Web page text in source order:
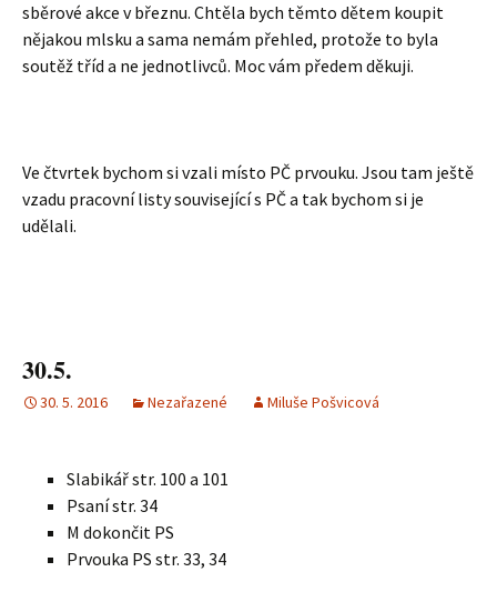
sběrové akce v březnu. Chtěla bych těmto dětem koupit
nějakou mlsku a sama nemám přehled, protože to byla
soutěž tříd a ne jednotlivců. Moc vám předem děkuji.
Ve čtvrtek bychom si vzali místo PČ prvouku. Jsou tam ještě
vzadu pracovní listy související s PČ a tak bychom si je
udělali.
30.5.
30. 5. 2016 Nezařazené Miluše Pošvicová
Slabikář str. 100 a 101
Psaní str. 34
M dokončit PS
Prvouka PS str. 33, 34